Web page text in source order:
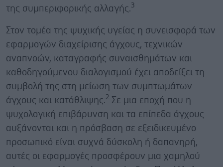
της συμπεριφορικής αλλαγής.3
Στον τομέα της ψυχικής υγείας η συνεισφορά των
εφαρμογών διαχείρισης άγχους, τεχνικών
αναπνοών, καταγραφής συναισθημάτων και
καθοδηγούμενου διαλογισμού έχει αποδείξει τη
συμβολή της στη μείωση των συμπτωμάτων
άγχους και κατάθλιψης.2 Σε μια εποχή που η
ψυχολογική επιβάρυνση και τα επίπεδα άγχους
αυξάνονται και η πρόσβαση σε εξειδικευμένο
προσωπικό είναι συχνά δύσκολη ή δαπανηρή,
αυτές οι εφαρμογές προσφέρουν μια χαμηλού